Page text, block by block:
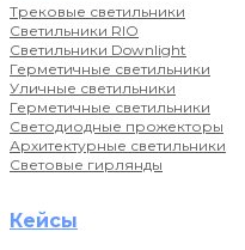
Трековые светильники
Светильники RIO
Светильники Downlight
Герметичные светильники
Уличные светильники
Герметичные светильники
Светодиодные прожекторы
Архитектурные светильники
Световые гирлянды
Кейсы